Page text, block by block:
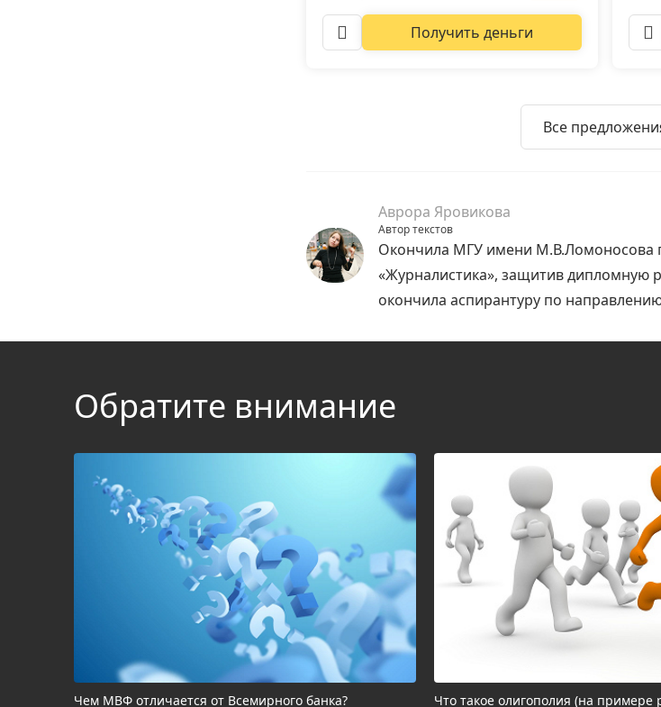
Получить деньги
Все
Аврора Яровикова
Автор текстов
Окончила МГУ имени М.В.Ломоносова
«Журналистика», защитив дипломную
окончила аспирантуру по
Обратите внимание
Чем МВФ отличается от Всемирного банка? Что такое олигополия (на примере